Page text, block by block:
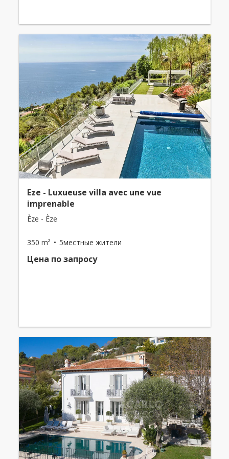
Eze - Luxueuse villa avec une vue
imprenable
Èze - Èze
350 m² 5местные жители
Цена по запросу